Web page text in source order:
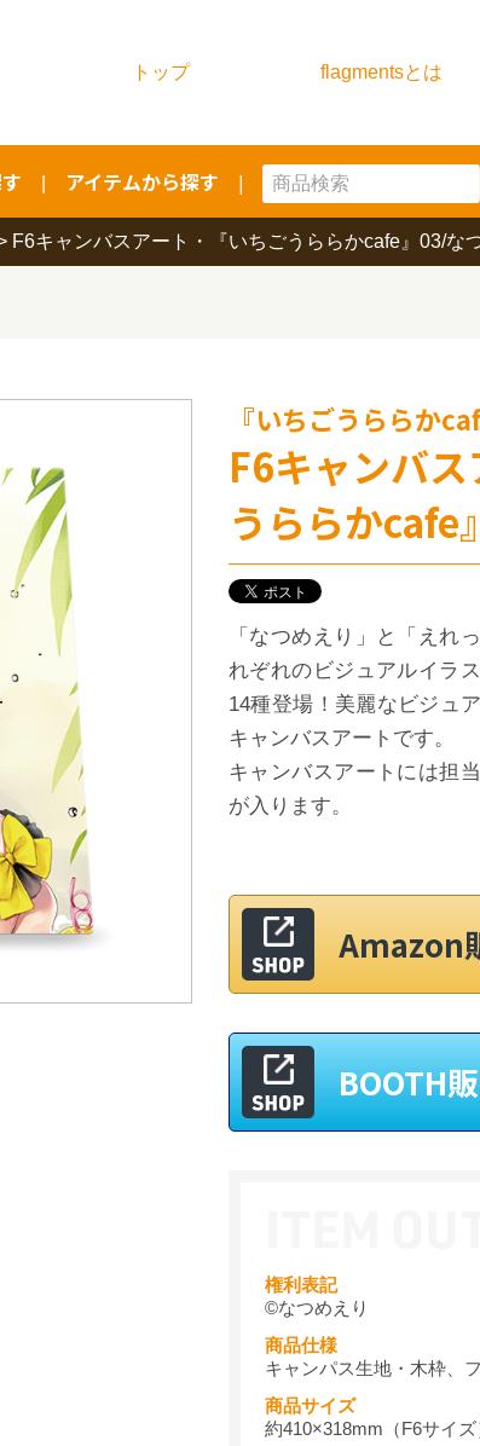
トップ flagmentsとは
アイテムから探す
F6キャンバスアート・『いちごうららかcafe』03/な
『いちごうららか
F6キャンバ
うららかcafe
「なつめえり」と「えれ
れぞれのビジュアルイラ
14種登場！美麗なビジュ
キャンバスアートです。
キャンバスアートには担
が入ります。
Amazon
BOOTH
権利表記
©なつめえり
商品仕様
キャンパス生地・木枠、
商品サイズ
約410×318mm（F6サイズ